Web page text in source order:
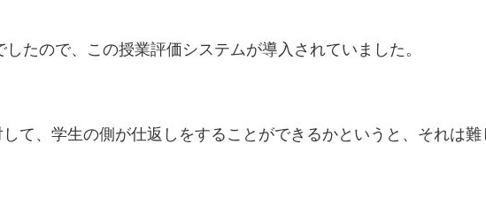
たので、この授業評価システムが導入されていました。
て、学生の側が仕返しをすることができるかというと、それは難